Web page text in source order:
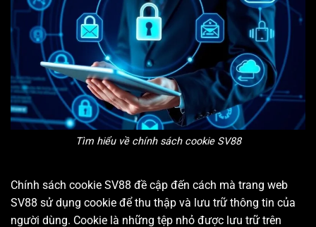
Tìm hiểu về chính sách cookie SV88
Chính sách cookie SV88 đề cập đến cách mà trang web
SV88 sử dụng cookie để thu thập và lưu trữ thông tin của
người dùng. Cookie là những tệp nhỏ được lưu trữ trên